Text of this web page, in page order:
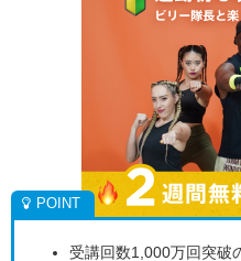
受講回数1,000万回突破